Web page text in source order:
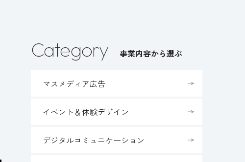
Category 事業内容から選ぶ
マスメディア広告
イベント＆体験デザイン
デジタルコミュニケーション